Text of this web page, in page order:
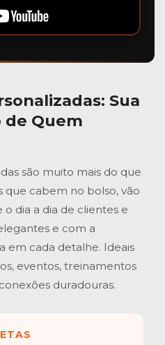
: Sua
de Quem
são muito mais do que
cabem no bolso, vão
o dia a dia de clientes e
e com a
em cada detalhe. Ideais
eventos, treinamentos
duradouras.